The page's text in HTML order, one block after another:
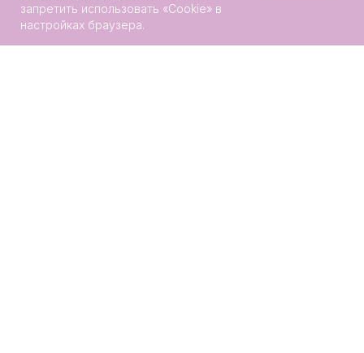
запретить использовать «Сookie» в
настройках браузера.